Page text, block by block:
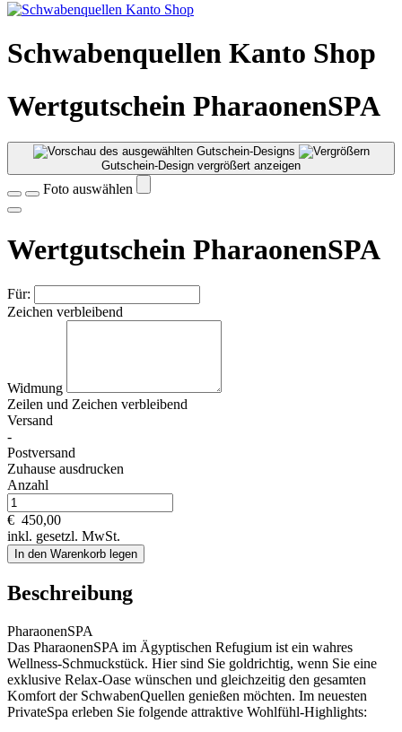
Schwabenquellen Kanto Shop
Wertgutschein PharaonenSPA
Gutschein-Design vergrößert anzeigen
Foto auswählen
Wertgutschein PharaonenSPA
Für:
Zeichen verbleibend
Widmung
Zeilen und Zeichen verbleibend
Versand
-
Postversand
Zuhause ausdrucken
Anzahl
€ 450,00
inkl. gesetzl. MwSt.
In den Warenkorb legen
Beschreibung
PharaonenSPA
Das PharaonenSPA im Ägyptischen Refugium ist ein wahres
Wellness-Schmuckstück. Hier sind Sie goldrichtig, wenn Sie eine
exklusive Relax-Oase wünschen und gleichzeitig den gesamten
Komfort der SchwabenQuellen genießen möchten. Im neuesten
PrivateSpa erleben Sie folgende attraktive Wohlfühl-Highlights: